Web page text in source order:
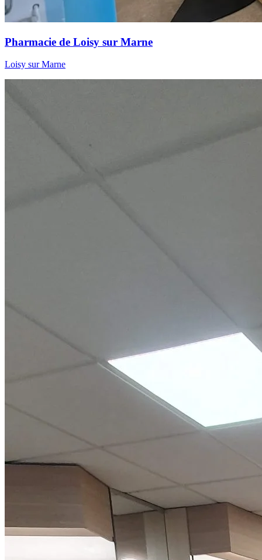
Pharmacie de Loisy sur Marne
Loisy sur Marne